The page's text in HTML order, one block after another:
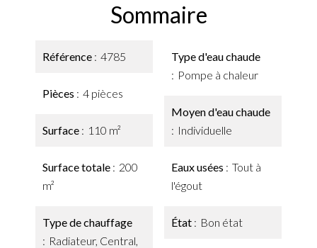
Sommaire
Référence 4785
Pièces 4 pièces
Surface 110 m²
Surface totale
200
m²
Type de chauffage
Radiateur, Central,
Type d'eau chaude
Pompe à chaleur
Moyen d'eau chaude
Individuelle
Eaux usées
Tout à
l'égout
État Bon état